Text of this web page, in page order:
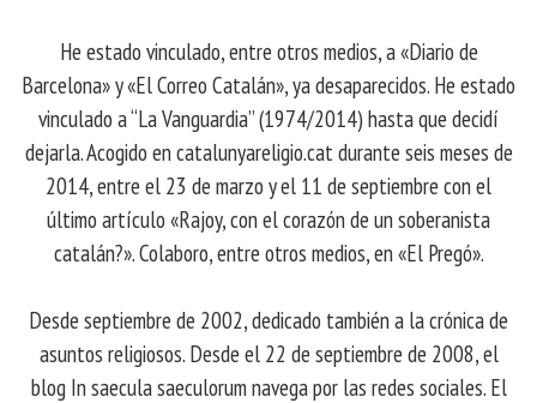
He estado vinculado, entre otros medios, a «Diario de
Barcelona» y «El Correo Catalán», ya desaparecidos. He estado
vinculado a “La Vanguardia” (1974/2014) hasta que decidí
dejarla. Acogido en catalunyareligio.cat durante seis meses de
2014, entre el 23 de marzo y el 11 de septiembre con el
último artículo «Rajoy, con el corazón de un soberanista
catalán?». Colaboro, entre otros medios, en «El Pregó».
Desde septiembre de 2002, dedicado también a la crónica de
asuntos religiosos. Desde el 22 de septiembre de 2008, el
blog In saecula saeculorum navega por las redes sociales. El